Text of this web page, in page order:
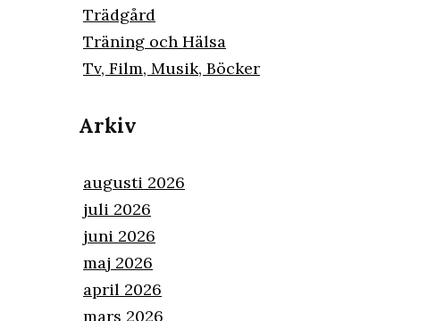
Trädgård
Träning och Hälsa
Tv, Film, Musik, Böcker
Arkiv
augusti 2026
juli 2026
juni 2026
maj 2026
april 2026
mars 2026